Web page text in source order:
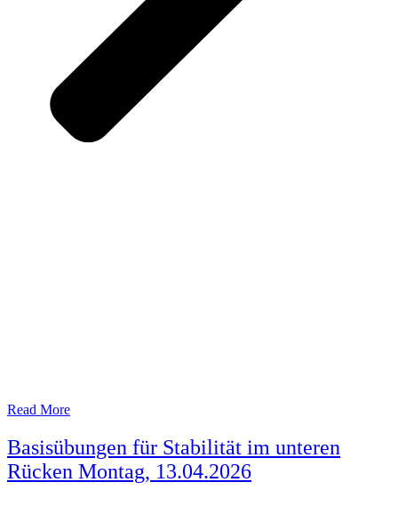
Read More
Basisübungen für Stabilität im unteren
Rücken Montag, 13.04.2026